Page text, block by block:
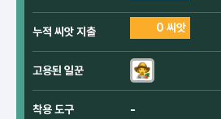
누적 씨앗 지출 0 씨앗
고용된 일꾼
착용 도구 -